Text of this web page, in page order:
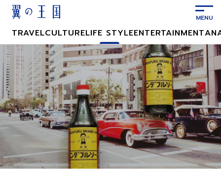
ン
テ
ン
ツ
に
ス
キ
ッ
プ
TRAVELCULTURELIFE STYLEENTERTAINMENT